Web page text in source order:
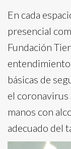
En cada
presencial
Fundación
básicas de
el coronavirus
manos con
adecuado del